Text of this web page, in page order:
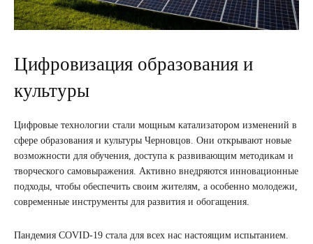
Цифровизация образования и
культуры
Цифровые технологии стали мощным катализатором изменений в
сфере образования и культуры Черновцов. Они открывают новые
возможности для обучения, доступа к развивающим методикам и
творческого самовыражения. Активно внедряются инновационные
подходы, чтобы обеспечить своим жителям, а особенно молодежи,
современные инструменты для развития и обогащения.
Пандемия COVID-19 стала для всех нас настоящим испытанием.